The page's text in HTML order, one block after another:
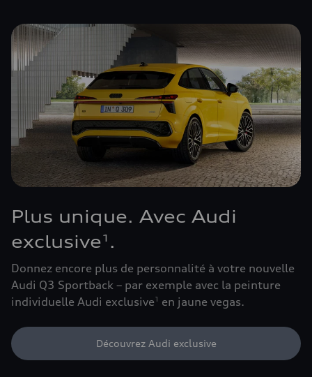
Plus unique. Avec Audi
exclusive1 .
Donnez encore plus de personnalité à votre nouvelle
Audi Q3 Sportback – par exemple avec la peinture
individuelle Audi exclusive1 en jaune vegas.
Découvrez Audi exclusive